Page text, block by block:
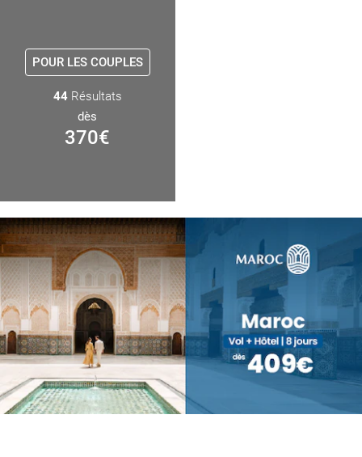
POUR LES COUPLES
44Résultats
dès
370€